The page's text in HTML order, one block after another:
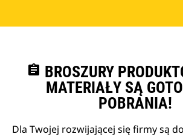
assignment BROSZURY
MATERIAŁY SĄ
POBRANIA!
Dla Twojej rozwijającej się firmy są